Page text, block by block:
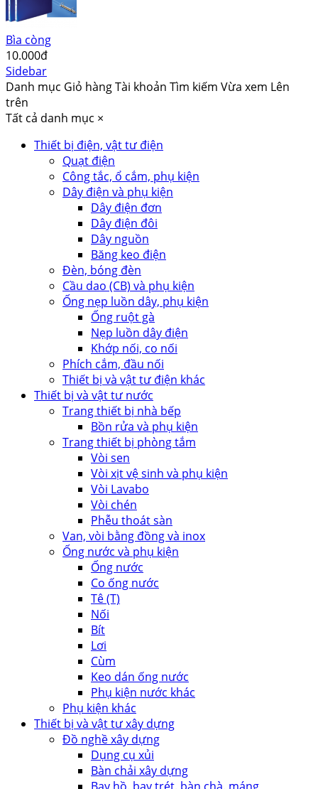
Bìa còng
10.000đ
Sidebar
Danh mục Giỏ hàngTài khoản Tìm kiếm Vừa xem Lên
trên
Tất cả danh mục ×
Thiết bị điện, vật tư điện
Quạt điện
Công tắc, ổ cắm, phụ kiện
Dây điện và phụ kiện
Dây điện đơn
Dây điện đôi
Dây nguồn
Băng keo điện
Đèn, bóng đèn
Cầu dao (CB) và phụ kiện
Ống nẹp luồn dây, phụ kiện
Ống ruột gà
Nẹp luồn dây điện
Khớp nối, co nối
Phích cắm, đầu nối
Thiết bị và vật tư điện khác
Thiết bị và vật tư nước
Trang thiết bị nhà bếp
Bồn rửa và phụ kiện
Trang thiết bị phòng tắm
Vòi sen
Vòi xịt vệ sinh và phụ kiện
Vòi Lavabo
Vòi chén
Phễu thoát sàn
Van, vòi bằng đồng và inox
Ống nước và phụ kiện
Ống nước
Co ống nước
Tê (T)
Nối
Bít
Lơi
Cùm
Keo dán ống nước
Phụ kiện nước khác
Phụ kiện khác
Thiết bị và vật tư xây dựng
Đồ nghề xây dựng
Dụng cụ xủi
Bàn chải xây dựng